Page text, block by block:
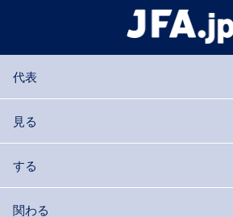
代表
見る
する
関わる